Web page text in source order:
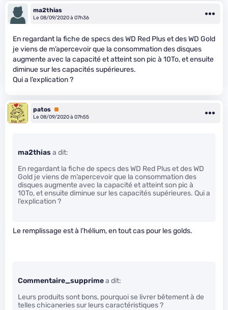
ma2thias
Le 08/09/2020 à 07h36
En regardant la fiche de specs des WD Red Plus et des WD Gold
je viens de m’apercevoir que la consommation des disques
augmente avec la capacité et atteint son pic à 10To, et ensuite
diminue sur les capacités supérieures.
Qui a l’explication ?
patos Premium
Le 08/09/2020 à 07h55
ma2thias a dit:
En regardant la fiche de specs des WD Red Plus et des WD
Gold je viens de m’apercevoir que la consommation des
disques augmente avec la capacité et atteint son pic à
10To, et ensuite diminue sur les capacités supérieures. Qui a
l’explication ?
Le remplissage est à l’hélium, en tout cas pour les golds.
Commentaire_supprimea dit:
Leurs produits sont bons, pourquoi se livrer bêtement à de
telles chicaneries sur leurs caractéristiques ?